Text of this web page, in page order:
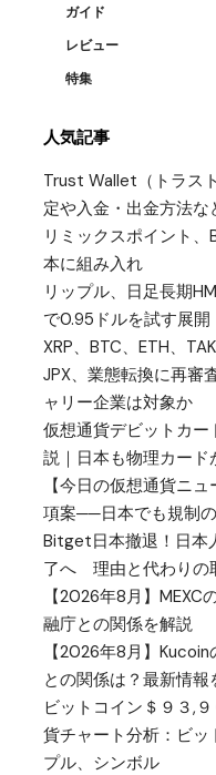
ガイド
レビュー
特集
人気記事
Trust Wallet（トラス
定や入金・出金方法な
リミックスポイント
本に組み入れ
リップル、日足長期
で0.95ドルを試す展開
XRP、BTC、ETH、
JPX、業態転換に再審
ャリー企業は対象か
仮想通貨デビットカ
説｜日本も物理カード
【今日の仮想通貨ニ
項案──日本でも規制
Bitget日本撤退！日本
了へ 理由と代わりの
【2026年8月】
融庁との関係を解説
【2026年8月】
との関係は？最新情報
ビットコイン＄９３,
貨チャート分析：ビッ
プル、シンボル